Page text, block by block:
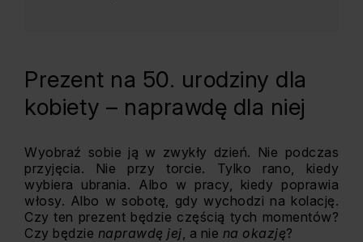
Prezent na 50. urodziny dla
kobiety – naprawdę dla niej
Wyobraź sobie ją w zwykły dzień. Nie podczas
przyjęcia. Nie przy torcie. Tylko rano, kiedy
wybiera ubrania. Albo w pracy, kiedy poprawia
włosy. Albo w sobotę, gdy wychodzi na kolację.
Czy ten prezent będzie częścią tych momentów?
Czy będzie naprawdę jej, a nie na okazję?